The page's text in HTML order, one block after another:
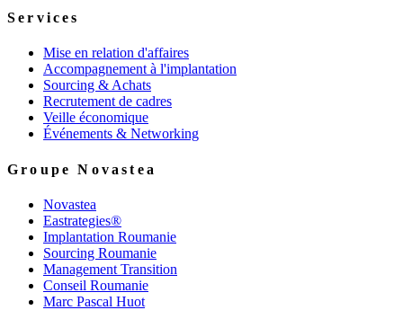
Services
Mise en relation d'affaires
Accompagnement à l'implantation
Sourcing & Achats
Recrutement de cadres
Veille économique
Événements & Networking
Groupe Novastea
Novastea
Eastrategies®
Implantation Roumanie
Sourcing Roumanie
Management Transition
Conseil Roumanie
Marc Pascal Huot